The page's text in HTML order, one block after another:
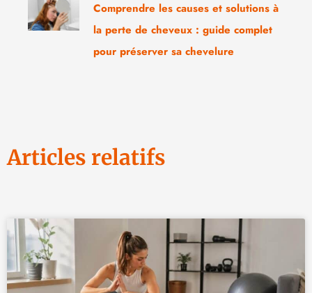
Comprendre les causes et solutions à
la perte de cheveux : guide complet
pour préserver sa chevelure
Articles relatifs